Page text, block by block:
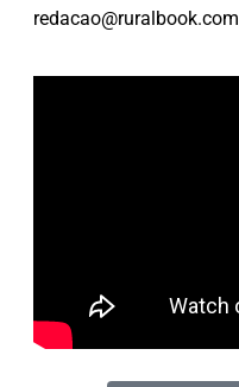
redacao@ruralbook.com